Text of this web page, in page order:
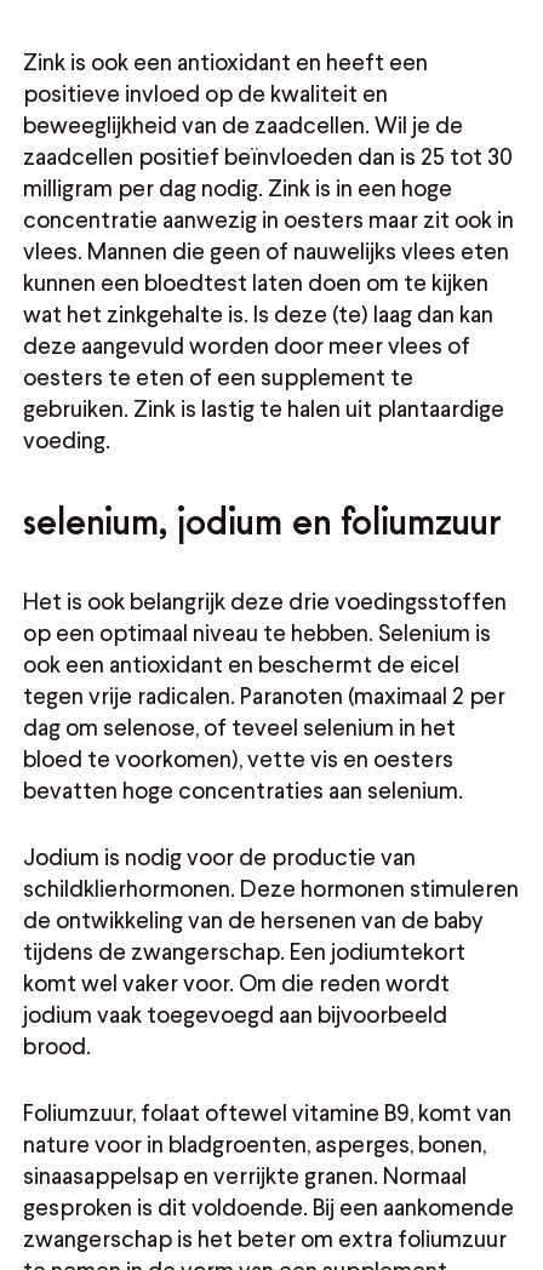
Zink is ook een antioxidant en heeft een
positieve invloed op de kwaliteit en
beweeglijkheid van de zaadcellen. Wil je de
zaadcellen positief beïnvloeden dan is 25 tot 30
milligram per dag nodig. Zink is in een hoge
concentratie aanwezig in oesters maar zit ook in
vlees. Mannen die geen of nauwelijks vlees eten
kunnen een bloedtest laten doen om te kijken
wat het zinkgehalte is. Is deze (te) laag dan kan
deze aangevuld worden door meer vlees of
oesters te eten of een supplement te
gebruiken. Zink is lastig te halen uit plantaardige
voeding.
selenium, jodium en foliumzuur
Het is ook belangrijk deze drie voedingsstoffen
op een optimaal niveau te hebben. Selenium is
ook een antioxidant en beschermt de eicel
tegen vrije radicalen. Paranoten (maximaal 2 per
dag om selenose, of teveel selenium in het
bloed te voorkomen), vette vis en oesters
bevatten hoge concentraties aan selenium.
Jodium is nodig voor de productie van
schildklierhormonen. Deze hormonen stimuleren
de ontwikkeling van de hersenen van de baby
tijdens de zwangerschap. Een jodiumtekort
komt wel vaker voor. Om die reden wordt
jodium vaak toegevoegd aan bijvoorbeeld
brood.
Foliumzuur, folaat oftewel vitamine B9, komt van
nature voor in bladgroenten, asperges, bonen,
sinaasappelsap en verrijkte granen. Normaal
gesproken is dit voldoende. Bij een aankomende
zwangerschap is het beter om extra foliumzuur